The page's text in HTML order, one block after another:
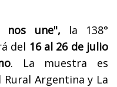
nos une", la 138°
del 16 al 26 de julio
. La muestra es
Argentina y La